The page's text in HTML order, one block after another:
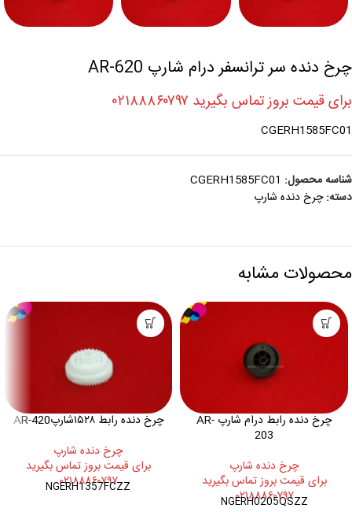
چرخ دنده سر ترانسفر درام شارپ AR-620
برای قیمت بروز تماس بگیرید ۰۲۱۸۸۸۶۰۷۹۷
CGERH1585FC01
شناسه محصول: CGERH1585FC01
دسته: چرخ دنده شارپ
محصولات مشابه
چرخ دنده رابط درام شارپ AR-
203
چرخ دنده شارپ
برای قیمت بروز تماس بگیرید
۰۲۱۸۸۸۶۰۷۹۷
NGERH0205QSZZ
چرخ دنده رابط ۱۵۲۸شارپAR-420
چرخ دنده شارپ
برای قیمت بروز تماس بگیرید
۰۲۱۸۸۸۶۰۷۹۷
NGERH1357FCZZ